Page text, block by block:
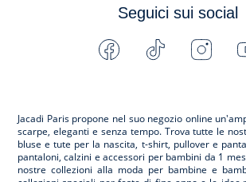
Seguici sui social
Facebook Tiktok
Jacadi Paris propone nel suo negozio online
scarpe, eleganti e senza tempo. Trova tutte le
bluse e tute per la nascita, t-shirt, pullover e
pantaloni, calzini e accessori per bambini da 1
nostre collezioni alla moda per bambine e